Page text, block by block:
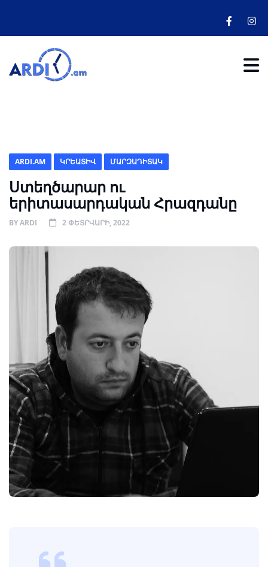
ARDI.AM ԿՐԵԱՏԻՎ ՄԱՐԶԱԴԻՏԱԿ
Ստեղծարար ու
երիտասարդական Հրազդանը
BYARDI 2 ՓԵՏՐՎԱՐԻ, 2022